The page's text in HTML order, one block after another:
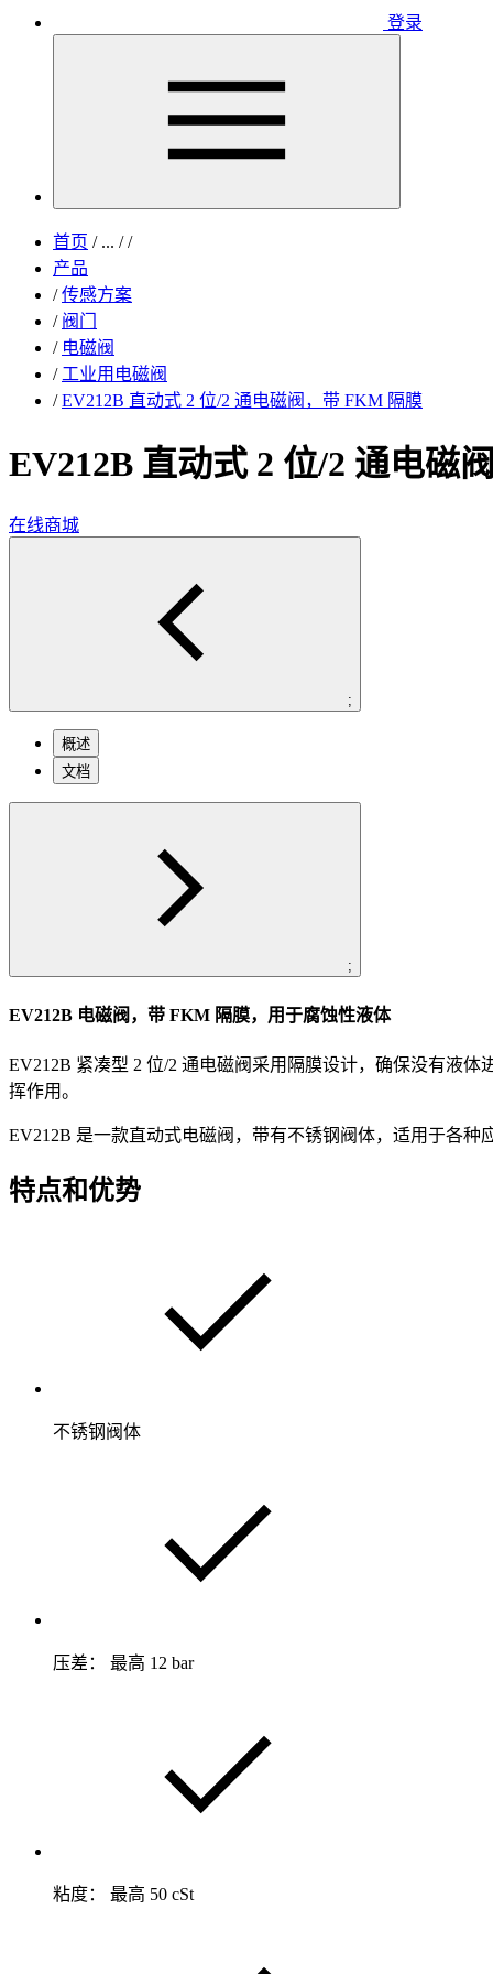
登录
首页 /... / /
产品
/ 传感方案
/ 阀门
/ 电磁阀
/ 工业用电磁阀
/ EV212B 直动式 2 位/2 通电磁阀，带 FKM 隔膜
EV212B 直动式 2 位/2 通电磁
在线商城
;
概述
文档
;
EV212B 电磁阀，带 FKM 隔膜，用于腐蚀性液体
EV212B 紧凑型 2 位/2 通电磁阀采用隔膜设计，确保没有液
挥作用。
EV212B 是一款直动式电磁阀，带有不锈钢阀体，适用于各
特点和优势
不锈钢阀体
压差： 最高 12 bar
粘度： 最高 50 cSt